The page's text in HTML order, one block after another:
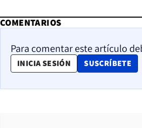
COMENTARIOS
Para comentar este artículo
INICIA SESIÓN SUSCRÍBETE
OPENS IN NEW